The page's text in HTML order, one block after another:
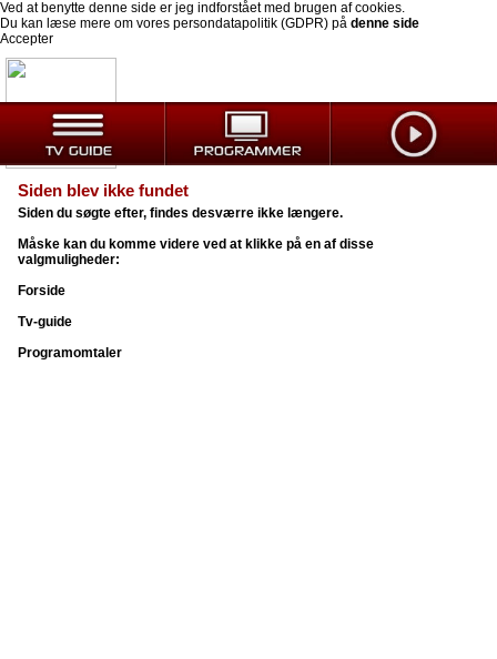
Ved at benytte denne side er jeg indforstået med brugen af cookies.
Du kan læse mere om vores persondatapolitik (GDPR) på denne side
Accepter
Siden blev ikke fundet
Siden du søgte efter, findes desværre ikke længere.
Måske kan du komme videre ved at klikke på en af disse
valgmuligheder:
Forside
Tv-guide
Programomtaler